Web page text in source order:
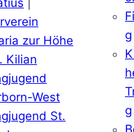
zur Höhe
Kilian
West
St.
g
g